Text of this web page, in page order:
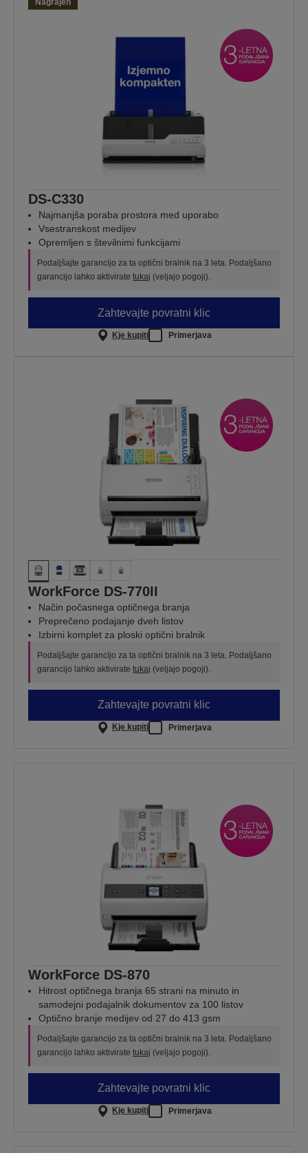
Nagrajen
DS-C330
Najmanjša poraba prostora med uporabo
Vsestranskost medijev
Opremljen s številnimi funkcijami
Podaljšajte garancijo za ta optični bralnik na 3 leta. Podaljšano
garancijo lahko aktivirate tukaj (veljajo pogoji).
Zahtevajte povratni klic
Kje kupiti Primerjava
WorkForce DS-770II
Način počasnega optičnega branja
Preprečeno podajanje dveh listov
Izbirni komplet za ploski optični bralnik
Podaljšajte garancijo za ta optični bralnik na 3 leta. Podaljšano
garancijo lahko aktivirate tukaj (veljajo pogoji).
Zahtevajte povratni klic
Kje kupiti Primerjava
WorkForce DS-870
Hitrost optičnega branja 65 strani na minuto in
samodejni podajalnik dokumentov za 100 listov
Optično branje medijev od 27 do 413 gsm
Podaljšajte garancijo za ta optični bralnik na 3 leta. Podaljšano
garancijo lahko aktivirate tukaj (veljajo pogoji).
Zahtevajte povratni klic
Kje kupiti Primerjava